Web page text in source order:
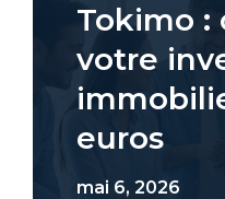
Tokimo :
votre
euros
mai 6, 2026